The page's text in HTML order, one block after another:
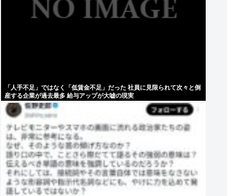
「人手不足」ではなく「低賃金不足」だった 社員に見限られて次々と倒
産する企業が過去最多 給与アップが大嘘の現実